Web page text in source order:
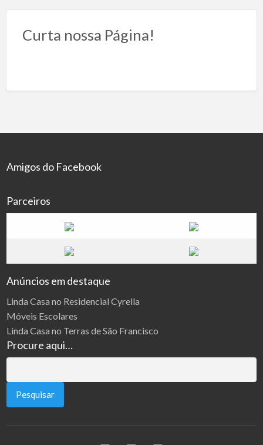
Curta nossa Página!
Amigos do Facebook
Parceiros
Anúncios em destaque
Linda Casa no Residencial Cyrella
Móveis Escolares
Linda Casa no Terras de São Francisco
Procure aqui…
por: